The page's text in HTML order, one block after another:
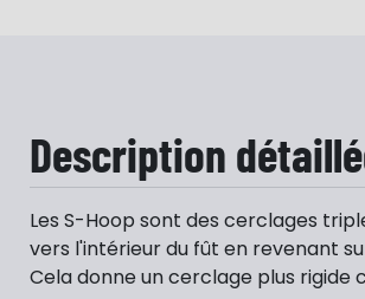
Description
Les S-Hoop sont des cerclages
vers l'intérieur du fût en revenant
Cela donne un cerclage plus rigide